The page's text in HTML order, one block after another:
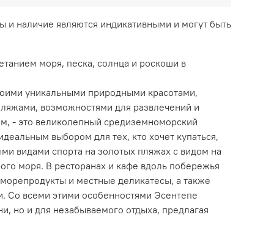
и наличие являются индикативными и могут быть
моря, песка, солнца и роскоши в
уникальными природными красотами,
возможностями для развлечений и
- это великолепный средиземноморский
выбором для тех, кто хочет купаться,
видами спорта на золотых пляжах с видом на
моря. В ресторанах и кафе вдоль побережья
и местные деликатесы, а также
Со всеми этими особенностями Эсентепе
но и для незабываемого отдыха, предлагая